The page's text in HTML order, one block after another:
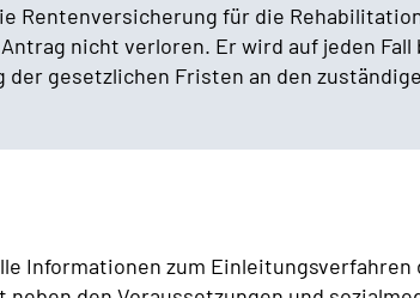
Rentenversicherung für die
nicht verloren. Er wird auf jeden
gesetzlichen Fristen an den
Informationen zum Einleitungsverfahren